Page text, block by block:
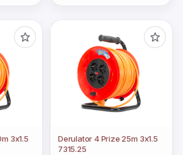
3x1.5
Derulator 4 Prize 25m 3x1.5
7315.25